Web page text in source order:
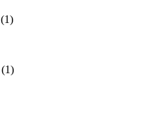
(1)
(1)